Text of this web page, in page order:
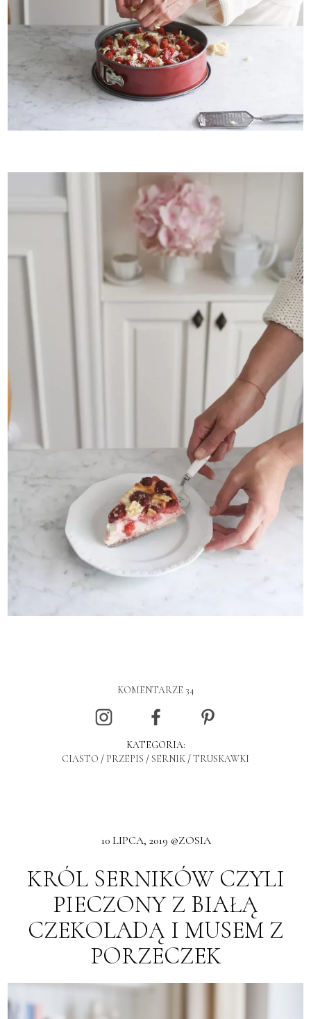
KOMENTARZE 34
KATEGORIA:
CIASTO / PRZEPIS /SERNIK /TRUSKAWKI
10 LIPCA, 2019 @ZOSIA
KRÓL SERNIKÓW CZYLI
PIECZONY Z BIAŁĄ
CZEKOLADĄ I MUSEM Z
PORZECZEK